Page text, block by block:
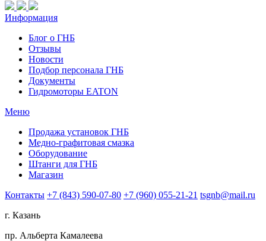
Информация
Блог о ГНБ
Отзывы
Новости
Подбор персонала ГНБ
Документы
Гидромоторы EATON
Меню
Продажа установок ГНБ
Медно-графитовая смазка
Оборудование
Штанги для ГНБ
Магазин
Контакты +7 (843) 590-07-80 +7 (960) 055-21-21 tsgnb@mail.ru
г. Казань
пр. Альберта Камалеева